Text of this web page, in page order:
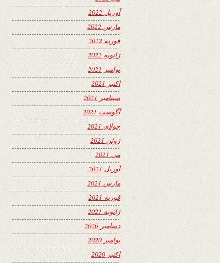
آوریل 2022
مارس 2022
فوریه 2022
ژانویه 2022
نوامبر 2021
اکتبر 2021
سپتامبر 2021
آگوست 2021
جولای 2021
ژوئن 2021
می 2021
آوریل 2021
مارس 2021
فوریه 2021
ژانویه 2021
دسامبر 2020
نوامبر 2020
اکتبر 2020